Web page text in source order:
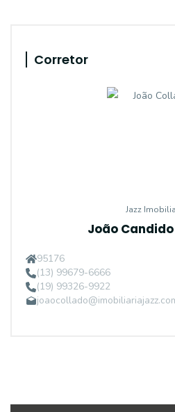
Corretor
Jazz
João
95176
(13) 99679-6666
(19) 99326-9922